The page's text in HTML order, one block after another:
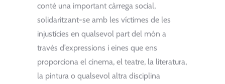
conté una important càrrega social,
solidaritzant-se amb les víctimes de les
injustícies en qualsevol part del món a
través d’expressions i eines que ens
proporciona el cinema, el teatre, la literatura,
la pintura o qualsevol altra disciplina